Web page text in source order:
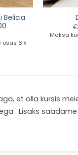
Belicia
osas 6 x
€
Maksa
et olla kursis
. Lisaks